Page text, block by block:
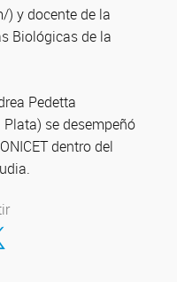
) y docente de la
Biológicas de la
Pedetta
se desempeñó
dentro del
Facebook
en Twitter